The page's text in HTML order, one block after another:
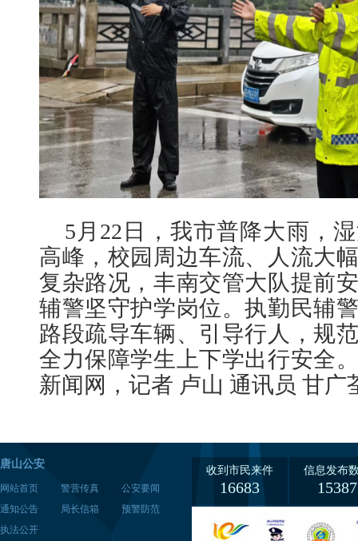
5月22日，我市普降大雨，
高峰，校园周边车流、人流大
复杂路况，丰南交管大队提前
辅警坚守护学岗位。执勤民辅
路段疏导车辆、引导行人，规
全力保障学生上下学出行安全
新闻网，记者 卢山 通讯员 甘广
唐山公安
网站首页 警营传真
公安要闻
通知公告
局长信箱
预警防范
执法公开
收到市民来件
16683
信息发布
15387